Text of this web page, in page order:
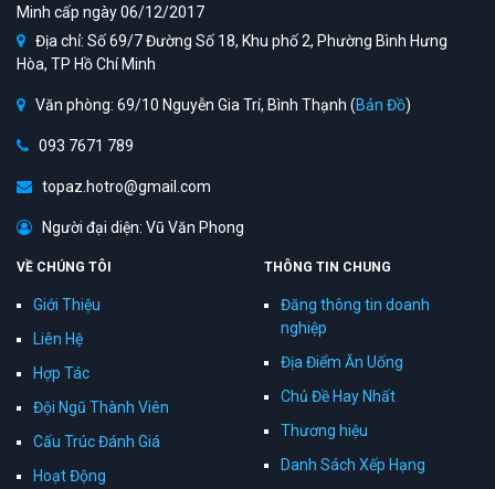
Minh cấp ngày 06/12/2017
Địa chỉ: Số 69/7 Đường Số 18, Khu phố 2, Phường Bình Hưng
Hòa, TP Hồ Chí Minh
Văn phòng: 69/10 Nguyễn Gia Trí, Bình Thạnh (Bản Đồ)
093 7671 789
topaz.hotro@gmail.com
Người đại diện: Vũ Văn Phong
VỀ CHÚNG TÔI
Giới Thiệu
Liên Hệ
Hợp Tác
Đội Ngũ Thành Viên
Cấu Trúc Đánh Giá
Hoạt Động
THÔNG TIN CHUNG
Đăng thông tin doanh
nghiệp
Địa Điểm Ăn Uống
Chủ Đề Hay Nhất
Thương hiệu
Danh Sách Xếp Hạng